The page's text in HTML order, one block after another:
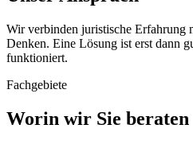
Wir verbinden juristische Erfahrung
Denken. Eine Lösung ist erst dann
funktioniert.
Fachgebiete
Worin wir Sie beraten